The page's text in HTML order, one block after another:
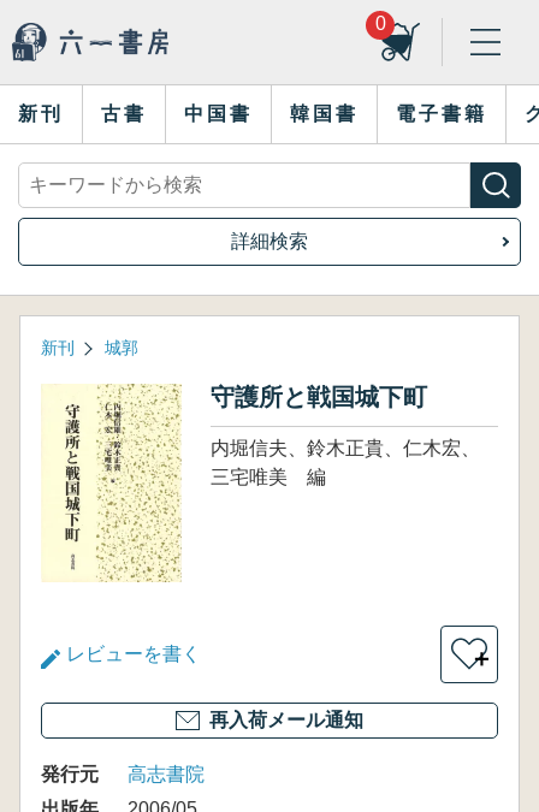
0
新刊 古書 中国書 韓国書 電子書籍
詳細検索
新刊 城郭
守護所と戦国城下町
内堀信夫、鈴木正貴、仁木宏、
三宅唯美 編
レビューを書く ＋
再入荷メール通知
発行元
高志書院